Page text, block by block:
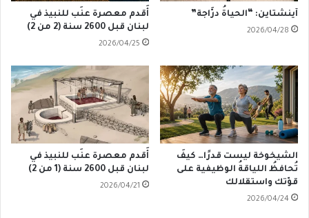
آينشتاين: “الحياةُ درَّاجة”
2026/04/28
أَقدم معصرة عنَب للنبيذ في
لبنان قبل 2600 سنة (2 من 2)
2026/04/25
الشيخوخة ليست قدرًا… كيفَ
تُحافظُ اللياقةُ الوظيفية على
قوّتك واستقلالك
2026/04/24
أَقدم معصرة عنَب للنبيذ في
لبنان قبل 2600 سنة (1 من 2)
2026/04/21